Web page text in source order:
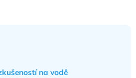
na vodě